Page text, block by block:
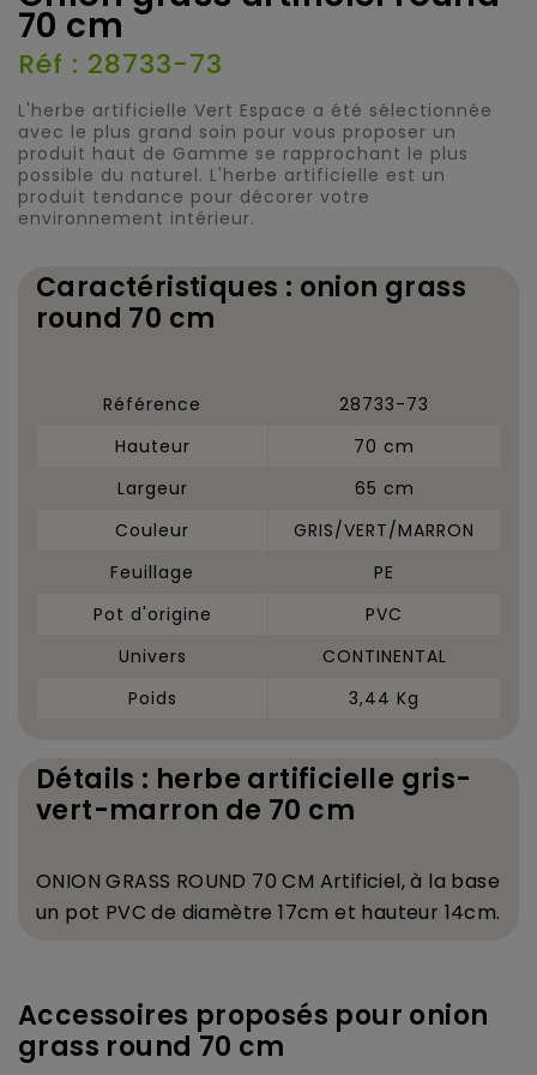
70 cm
Réf : 28733-73
L'herbe artificielle Vert Espace a été sélectionnée
avec le plus grand soin pour vous proposer un
produit haut de Gamme se rapprochant le plus
possible du naturel. L'herbe artificielle est un
produit tendance pour décorer votre
environnement intérieur.
Caractéristiques : onion grass
round 70 cm
Référence
28733-73
Hauteur
70 cm
Largeur
65 cm
Couleur
GRIS/VERT/MARRON
Feuillage
PE
Pot d'origine
PVC
Univers
CONTINENTAL
Poids
3,44 Kg
Détails : herbe artificielle gris-
vert-marron de 70 cm
ONION GRASS ROUND 70 CM Artificiel,à la base
un pot PVC de diamètre 17cm et hauteur 14cm.
Accessoires proposés pour onion
grass round 70 cm